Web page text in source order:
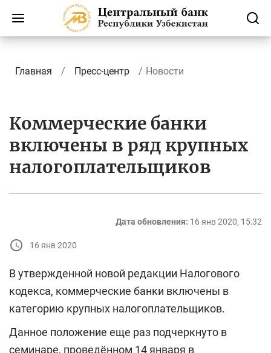
Главная Пресс-центр Новости
Коммерческие банки
включены в ряд крупных
налогоплательщиков
Дата обновления: 16 янв 2020, 15:32
16 янв 2020
В утвержденной новой редакции Налогового
кодекса, коммерческие банки включены в
категорию крупных налогоплательщиков.
Данное положение еще раз подчеркнуто в
семинаре, проведённом 14 января в